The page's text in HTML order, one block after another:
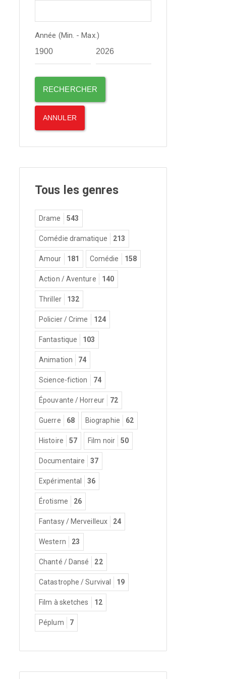
Année (Min. - Max.)
Tous les genres
Drame 543
Comédie dramatique 213
Amour 181 Comédie 158
Action / Aventure 140
Thriller 132
Policier / Crime 124
Fantastique 103
Animation 74
Science-fiction 74
Épouvante / Horreur 72
Guerre 68 Biographie 62
Histoire 57 Film noir 50
Documentaire 37
Expérimental 36
Érotisme 26
Fantasy / Merveilleux 24
Western 23
Chanté / Dansé 22
Catastrophe / Survival 19
Film à sketches 12
Péplum 7